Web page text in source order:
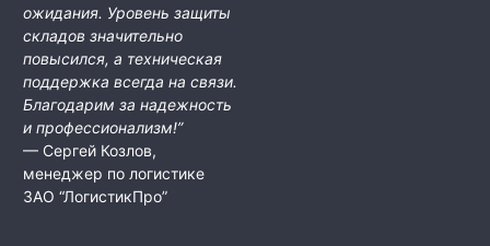
ожидания. Уровень защиты
складов значительно
повысился, а техническая
поддержка всегда на связи.
Благодарим за надежность
и профессионализм!”
— Сергей Козлов,
менеджер по логистике
ЗАО “ЛогистикПро”